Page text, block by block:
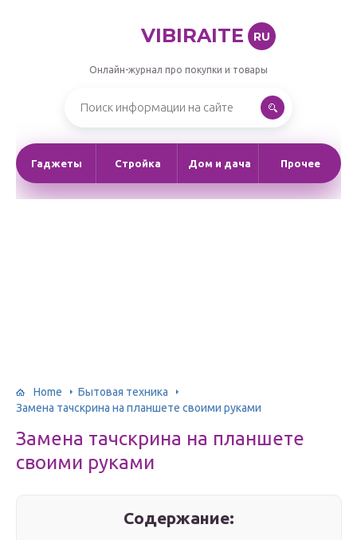
VIBIRAITE RU
Онлайн-журнал про покупки и товары
Гаджеты Стройка Дом и дача Прочее
Home
Бытовая техника
Замена тачскрина на планшете своими руками
Замена тачскрина на планшете
своими руками
Содержание: